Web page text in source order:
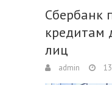
Сбербанк
кредитам
лиц
admin